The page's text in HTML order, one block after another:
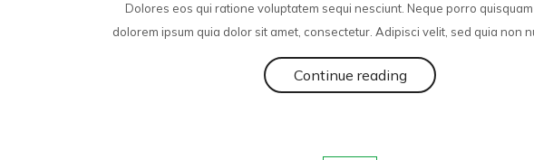
Dolores eos qui ratione voluptatem sequi nesciunt. Neque porro quisquam
dolorem ipsum quia dolor sit amet, consectetur. Adipisci velit, sed quia non
Continue reading